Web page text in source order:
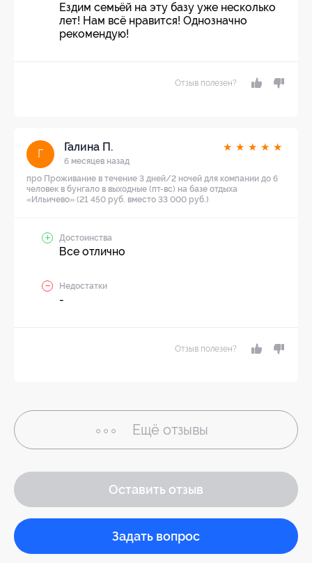
Ездим семьёй на эту базу уже несколько
лет! Нам всё нравится! Однозначно
рекомендую!
Отзыв полезен?
Г
Галина П.
6 месяцев назад
★ ★ ★ ★ ★
про Проживание в течение 3 дней/2 ночей для компании до 6
человек в бунгало в выходные (пт-вс) на базе отдыха
«Ильичево» (21 450 руб. вместо 33 000 руб.)
Достоинства
Все отлично
Недостатки
-
Отзыв полезен?
Ещё отзывы
Оставить отзыв
Задать вопрос